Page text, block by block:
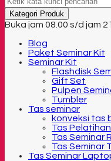
Kategori Produk
Buka jam 08.00 s/d jam
Blog
Paket Seminar Kit
Seminar Kit
Flashdisk
Gift Set
Pulpen
Tumbler
Tas seminar
konveksi tas
Tas
Tas Seminar
Tas Seminar
Tas Seminar